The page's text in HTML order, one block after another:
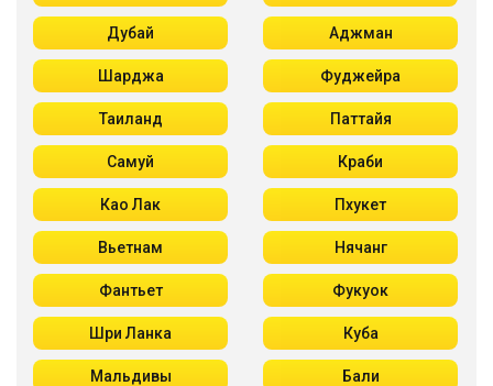
Дубай Аджман
Шарджа Фуджейра
Таиланд Паттайя
Самуй Краби
Као Лак Пхукет
Вьетнам Нячанг
Фантьет Фукуок
Шри Ланка Куба
Мальдивы Бали